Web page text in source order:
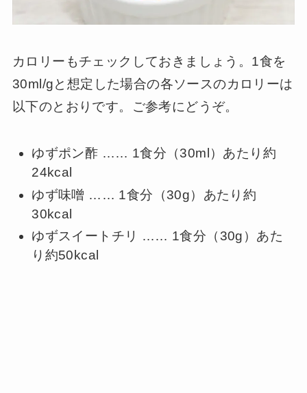
カロリーもチェックしておきましょう。1食を
30ml/gと想定した場合の各ソースのカロリーは
以下のとおりです。ご参考にどうぞ。
ゆずポン酢 …… 1食分（30ml）あたり約
24kcal
ゆず味噌 …… 1食分（30g）あたり約
30kcal
ゆずスイートチリ …… 1食分（30g）あた
り約50kcal